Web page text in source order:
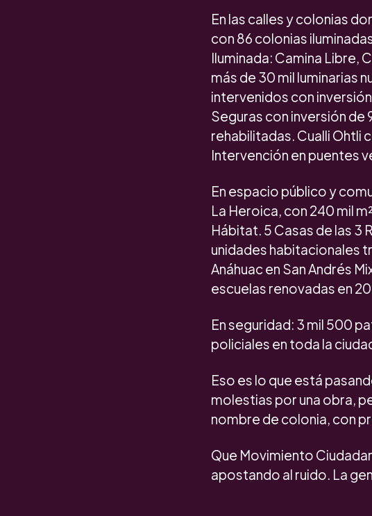
En las calles y colonias
con 86 colonias
Iluminada: Camina Libre,
más de 30 mil luminarias
intervenidos con
Seguras con inversión de
rehabilitadas. Cualli Ohtli
Intervención en puentes
En espacio público y
La Heroica, con 240 mil
Hábitat. 5 Casas de las 3
unidades habitacionales
Anáhuac en San Andrés
escuelas renovadas en
En seguridad: 3 mil 500
policiales en toda la
Eso es lo que está
molestias por una obra,
nombre de colonia, con
Que Movimiento
apostando al ruido. La